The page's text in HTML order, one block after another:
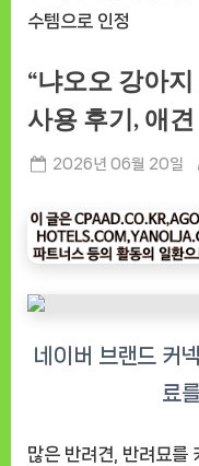
“냐오오 강아
사용 후기, 애
Posted
2026년 06월 20일
많은 반려견, 반려묘를